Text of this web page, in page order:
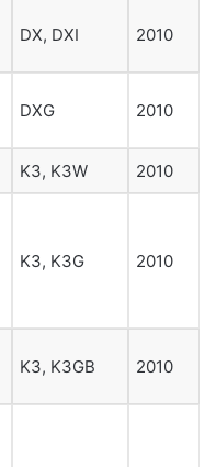
DX, DXI 2010
DXG 2010
K3, K3W 2010
K3, K3G 2010
K3, K3GB 2010